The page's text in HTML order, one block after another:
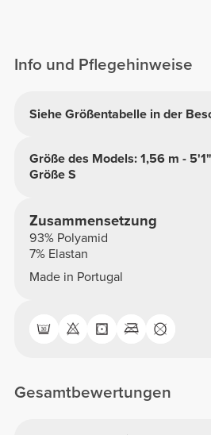
Info und Pflegehinweise
Siehe Größentabelle in der
Größe des Models: 1,56 m -
Größe S
Zusammensetzung
93% Polyamid
7% Elastan
Made in Portugal
Gesamtbewertungen